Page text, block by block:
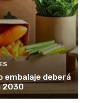
embalaje deberá
2030